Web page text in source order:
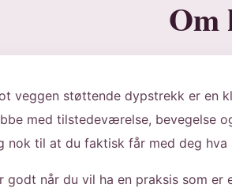
Om
veggen støttende dypstrekk er en
med tilstedeværelse, bevegelse
nok til at du faktisk får med deg hva
godt når du vil ha en praksis som